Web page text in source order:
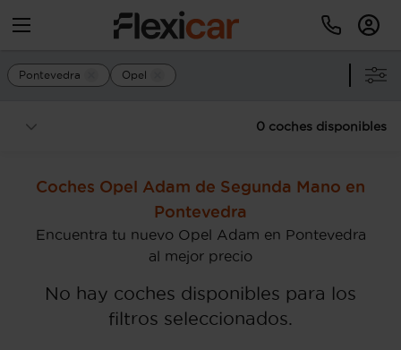
Pontevedra Opel
0 coches disponibles
Coches Opel Adam de Segunda Mano en
Pontevedra
Encuentra tu nuevo Opel Adam en Pontevedra
al mejor precio
No hay coches disponibles para los
filtros seleccionados.